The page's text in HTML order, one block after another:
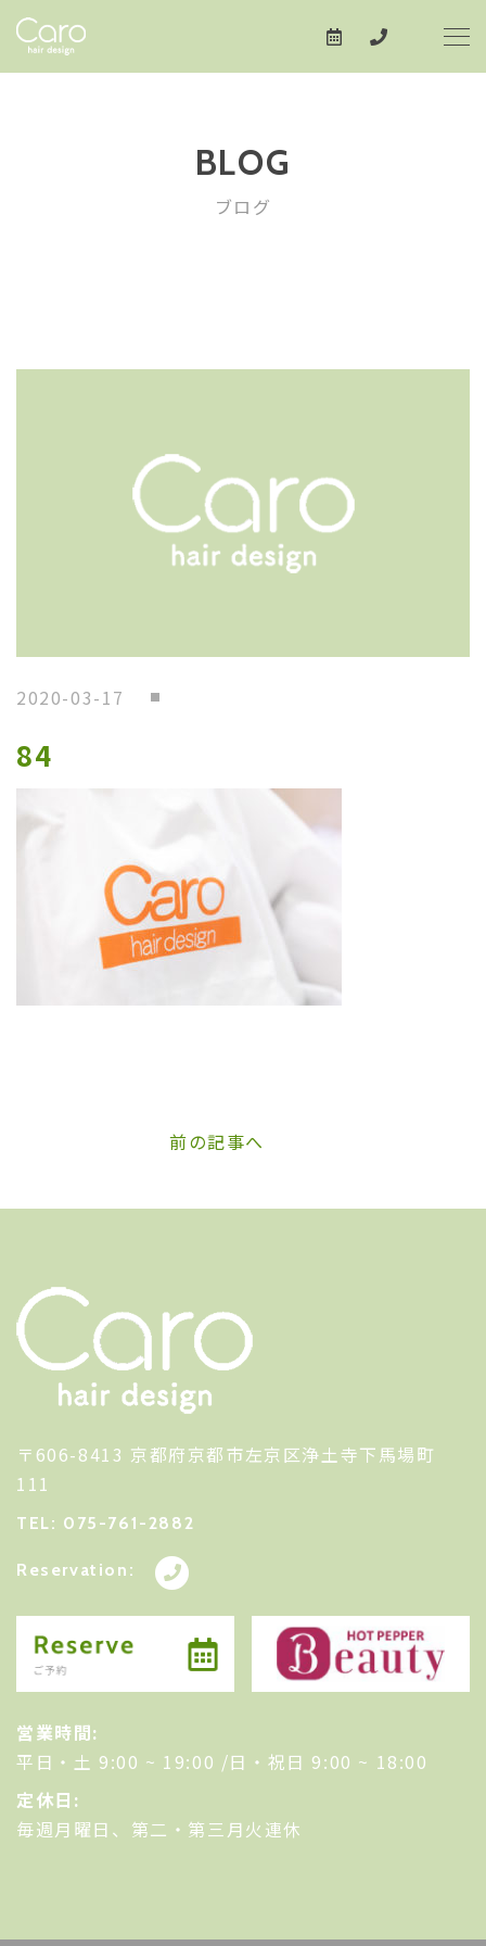
BLOG
ブログ
2020-03-17
84
前の記事へ
〒606-8413 京都府京都市左京区浄土寺下馬場町
111
TEL: 075-761-2882
Reservation:
営業時間:
平日・土 9:00 ~ 19:00 /日・祝日 9:00 ~ 18:00
定休日:
毎週月曜日、第二・第三月火連休